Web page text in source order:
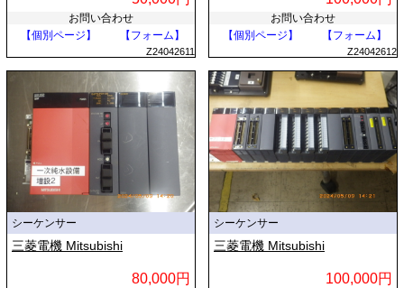
お問い合わせ
【個別ページ】
【フォーム】
Z24042611
お問い合わせ
【個別ページ】
【フォーム】
Z24042612
シーケンサー
三菱電機 Mitsubishi
80,000円
シーケンサー
三菱電機 Mitsubishi
100,000円